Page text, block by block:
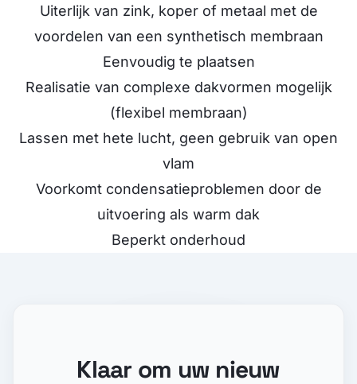
Uiterlijk van zink, koper of metaal met de
voordelen van een synthetisch membraan
Eenvoudig te plaatsen
Realisatie van complexe dakvormen mogelijk
(flexibel membraan)
Lassen met hete lucht, geen gebruik van open
vlam
Voorkomt condensatieproblemen door de
uitvoering als warm dak
Beperkt onderhoud
Klaar om uw nieuw